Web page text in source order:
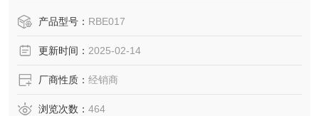
4.适用于血浆、血清、组织匀浆液、细胞培养上清液、尿液、
5.可检测动物类型丰富：人、猴、大鼠、小鼠、兔、猪、犬、
6.检测指标齐全：炎症因子、血管生成素、动脉粥样硬化因
子、趋化因子、生长因子、基质金属蛋白酶、脂肪因子等。
产品型号： RBE017
更新时间： 2025-02-14
厂商性质： 经销商
浏览次数： 464